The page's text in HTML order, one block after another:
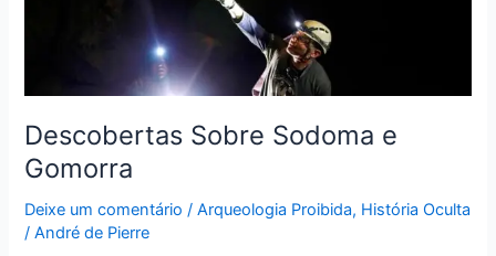
Descobertas Sobre Sodoma e
Gomorra
Deixe um comentário /Arqueologia Proibida, História Oculta
/André de Pierre